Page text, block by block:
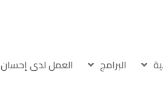
البرامج العمل لدى إحسان